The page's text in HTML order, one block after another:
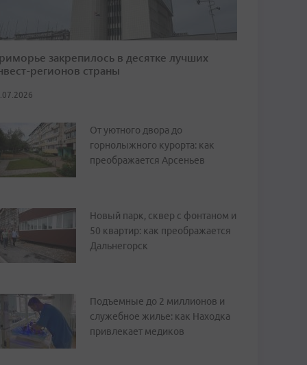
закрепилось в десятке лучших
регионов страны
От уютного двора до
горнолыжного курорта: как
преображается Арсеньев
Новый парк, сквер с фонтаном и
50 квартир: как преображается
Дальнегорск
Подъемные до 2 миллионов и
служебное жилье: как Находка
привлекает медиков